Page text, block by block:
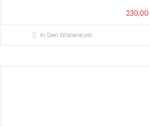
230,00
In Den Warenkorb